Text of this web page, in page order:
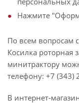
Нажмите
По всем вопросам
Косилка роторная
минитрактору
телефону: +7 (343)
В интернет-